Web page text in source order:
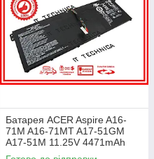
Батарея ACER Aspire A16-
71M A16-71MT A17-51GM
A17-51M 11.25V 4471mAh
ОРИГІНАЛ